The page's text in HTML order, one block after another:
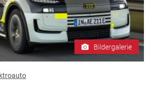
Bildergalerie